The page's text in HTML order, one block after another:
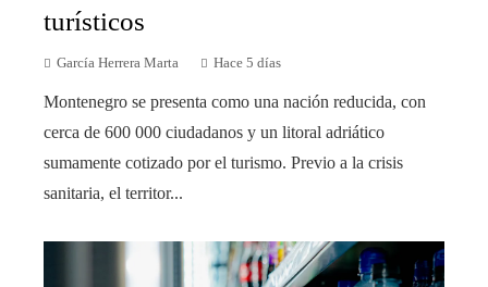
turísticos
García Herrera Marta Hace 5 días
Montenegro se presenta como una nación reducida, con
cerca de 600 000 ciudadanos y un litoral adriático
sumamente cotizado por el turismo. Previo a la crisis
sanitaria, el territor...